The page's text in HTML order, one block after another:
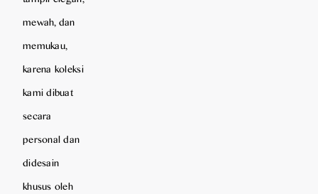
mewah, dan
memukau,
karena koleksi
kami dibuat
secara
personal dan
didesain
khusus oleh